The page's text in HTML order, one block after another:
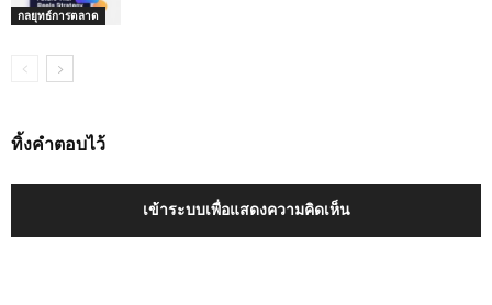
กลยุทธ์การตลาด
ทิ้งคำตอบไว้
เข้าระบบเพื่อแสดงความคิดเห็น